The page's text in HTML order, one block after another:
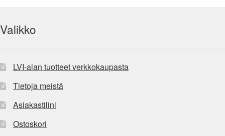
Valikko
LVI-alan tuotteet verkkokaupasta
Tietoja meistä
Asiakastilini
Ostoskori